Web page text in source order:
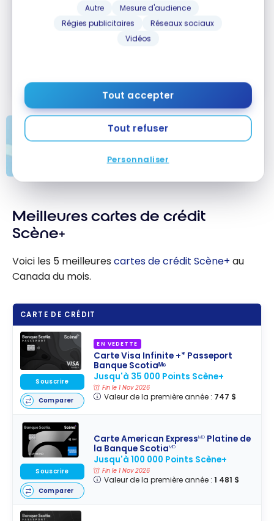
Autre
Mesure d'audience
Régies publicitaires
Réseaux sociaux
Vidéos
Tout accepter
Tout refuser
Personnaliser
Carte Visa Platine* TD
Comparer
Les meilleures
crédit Aéroplan
- Août 2026
Les meilleures cartes de crédit
Meilleures cartes de crédit
Scène+
Voici les 5 meilleures cartes de crédit Scène+ au
Canada du mois.
CARTE DE CRÉDIT
EN VEDETTE
Carte Visa Infinite +* Passeport
Banque Scotiaᴹᶜ
Jusqu'à 35 000 Points Scène+
Fin le 1 Nov 2026
Valeur de la première année : 747 $
Souscrire
Comparer
Carte American ExpressMD Platine de
la Banque ScotiaMD
Jusqu'à 100 000 Points Scène+
Fin le 1 Nov 2026
Valeur de la première année : 1 481 $
Souscrire
Comparer